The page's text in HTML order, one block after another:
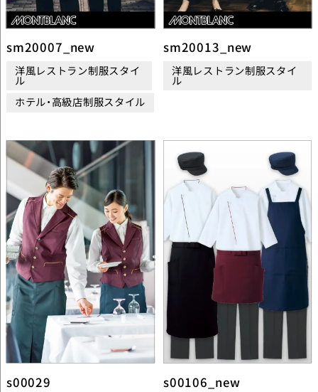
sm20007_new
洋風レストラン制服スタイ
ル
ホテル・高級店制服スタイル
sm20013_new
洋風レストラン制服スタイ
ル
s00029 s00106_new